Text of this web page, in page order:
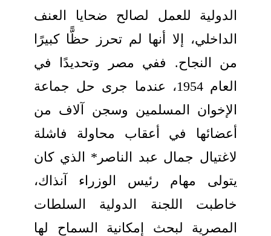
الدولية للعمل لصالح ضحايا العنف
الداخلي، إلا أنها لم تحرز حظًّا كبيرًا
من النجاح. ففي مصر وتحديدًا في
العام 1954، عندما جرى حل جماعة
الإخوان المسلمين وسجن آلاف من
أعضائها في أعقاب محاولة فاشلة
لاغتيال جمال عبد الناصر* الذي كان
يتولى مهام رئيس الوزراء آنذاك،
خاطبت اللجنة الدولية السلطات
المصرية لبحث إمكانية السماح لها